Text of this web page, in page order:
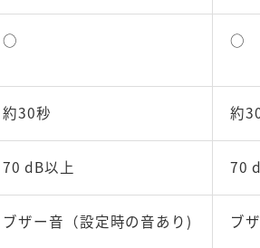
○ ○
約30秒 約
70 dB以上 70
ブザー音（設定時の音あり) ブ